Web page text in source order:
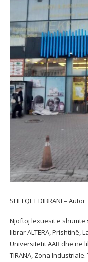
SHEFQET DIBRANI – Autor
Njoftoj lexuesit e
librar ALTERA, Prishtinë,
Universitetit AAB dhe në
TIRANA, Zona